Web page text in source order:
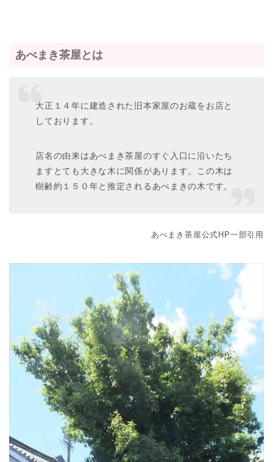
あべまき茶屋とは
大正１４年に建造された旧本家屋のお蔵をお店と
しております。
店名の由来はあべまき茶屋のすぐ入口に沿いたち
ますとても大きな木に関係があります。この木は
樹齢約１５０年と推定されるあべまきの木です。
あべまき茶屋公式HP一部引用